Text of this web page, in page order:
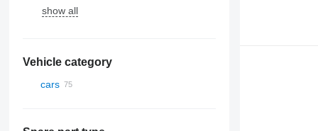
AC compressors
A/C hoses
side windows
show all
Vehicle category
cars